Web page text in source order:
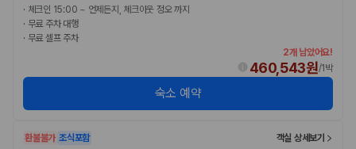
· 체크인 15:00 ~ 언제든지, 체크아웃 정오 까지
· 무료 주차 대행
· 무료 셀프 주차
2개 남았어요!
460,543원/1박
숙소 예약
환불불가 조식포함
객실 상세보기